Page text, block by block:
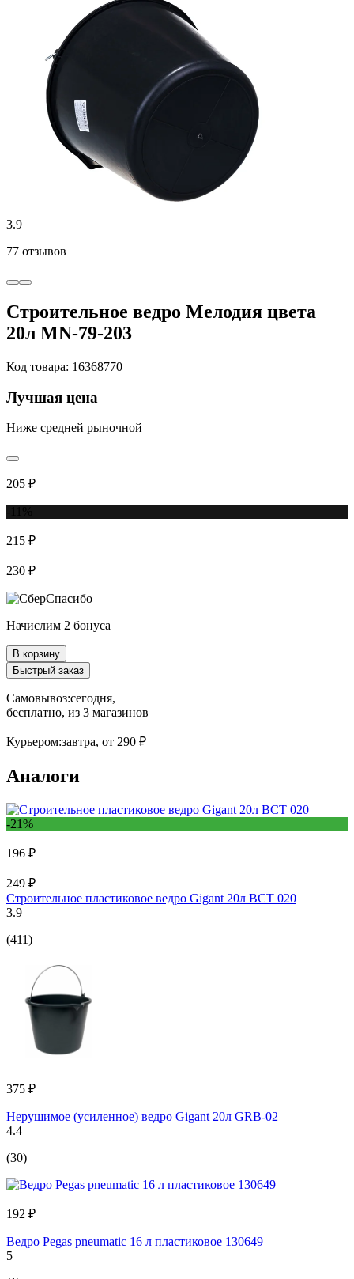
3.9
77 отзывов
Строительное ведро Мелодия цвета
20л MN-79-203
Код товара: 16368770
Лучшая цена
Ниже средней рыночной
205 ₽
215 ₽
230 ₽
Начислим 2 бонуса
В корзину
Быстрый заказ
Самовывоз:сегодня,
бесплатно, из 3 магазинов
Курьером:завтра, от 290 ₽
Аналоги
-21%
196 ₽
249 ₽
Строительное пластиковое ведро Gigant 20л BCT 020
3.9
(411)
375 ₽
Нерушимое (усиленное) ведро Gigant 20л GRB-02
4.4
(30)
192 ₽
Ведро Pegas pneumatic 16 л пластиковое 130649
5